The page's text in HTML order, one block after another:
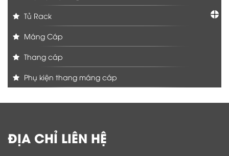
Tủ Rack
Máng Cáp
Thang cáp
Phụ kiện thang máng cáp
ĐỊA CHỈ LIÊN HỆ